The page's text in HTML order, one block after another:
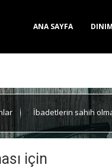
ANA SAYFA
İbadetlerin sahih
için